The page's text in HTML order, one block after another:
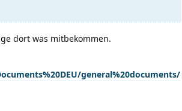
dort was mitbekommen.
general%20documents/